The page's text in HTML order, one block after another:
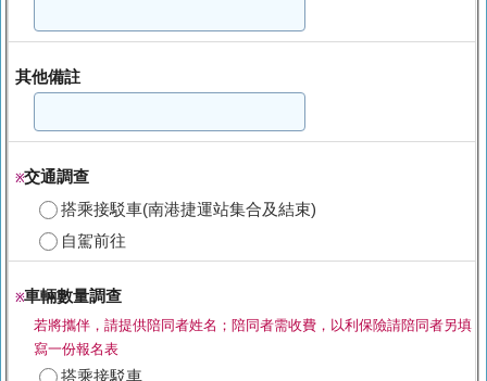
其他備註
※交通調查
搭乘接駁車(南港捷運站集合及結束)
自駕前往
※車輛數量調查
若將攜伴，請提供陪同者姓名；陪同者需收費，以利保險請陪同者另填
寫一份報名表
搭乘接駁車